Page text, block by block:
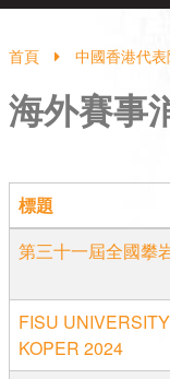
首頁 中國香港代
海外賽事
標題
第三十一屆全國攀
FISU
KOPER 2024